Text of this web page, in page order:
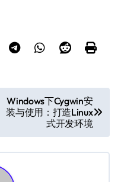
Windows下Cygwin安
装与使用：打造Linux
式开发环境